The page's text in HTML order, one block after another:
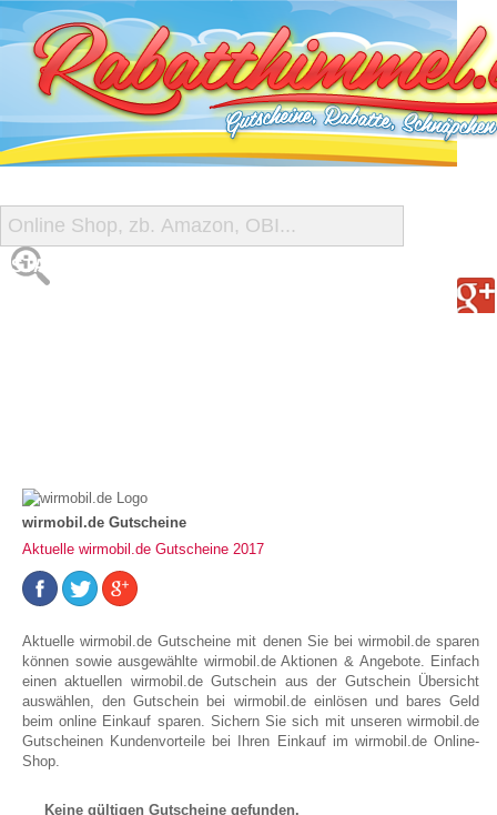
START
wirmobil.de Gutscheine
Aktuelle wirmobil.de Gutscheine 2017
Aktuelle wirmobil.de Gutscheine mit denen Sie bei wirmobil.de sparen
können sowie ausgewählte wirmobil.de Aktionen & Angebote. Einfach
einen aktuellen wirmobil.de Gutschein aus der Gutschein Übersicht
auswählen, den Gutschein bei wirmobil.de einlösen und bares Geld
beim online Einkauf sparen. Sichern Sie sich mit unseren wirmobil.de
Gutscheinen Kundenvorteile bei Ihren Einkauf im wirmobil.de Online-
Shop.
Keine gültigen Gutscheine gefunden.